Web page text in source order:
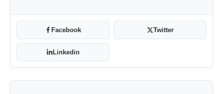
Facebook Twitter
Linkedin